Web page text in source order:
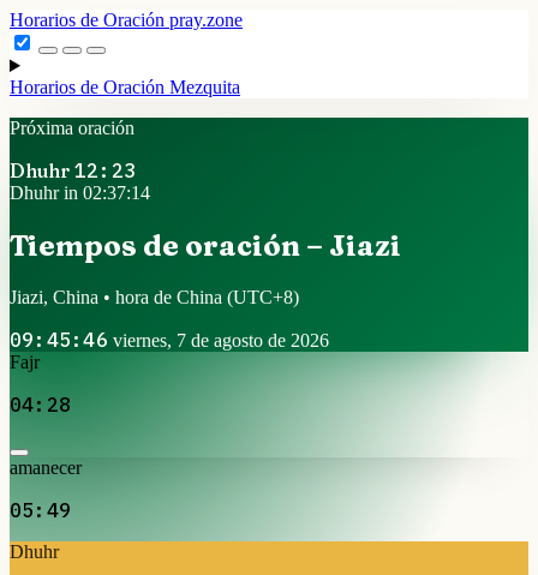
Horarios de Oración pray.zone
Horarios de Oración Mezquita
Próxima oración
Dhuhr 12:23
Dhuhr in 02:37:14
Tiempos de oración – Jiazi
Jiazi, China • hora de China (UTC+8)
09:45:46 viernes, 7 de agosto de 2026
Fajr
04:28
amanecer
05:49
Dhuhr